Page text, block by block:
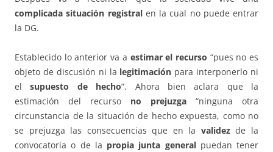
complicada situación registralen la cual no puede entrar
la DG.
Establecido lo anterior va a estimar el recurso “pues no es
objeto de discusión ni la legitimación para interponerlo ni
elsupuesto de hecho”. Ahora bien aclara que la
estimación del recurso no prejuzga “ninguna otra
circunstancia de la situación de hecho expuesta, como no
se prejuzga las consecuencias que en la validezde la
convocatoria o de la propia junta generalpuedan tener